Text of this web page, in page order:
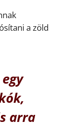
a zöld
arra